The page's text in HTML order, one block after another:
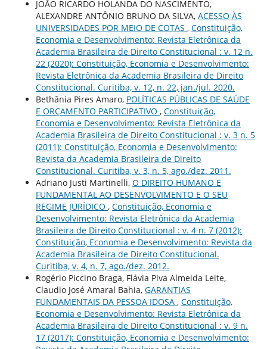
JOÃO RICARDO HOLANDA DO NASCIMENTO,
ALEXANDRE ANTÔNIO BRUNO DA SILVA, ACESSO ÀS
UNIVERSIDADES POR MEIO DE COTAS , Constituição,
Economia e Desenvolvimento: Revista Eletrônica da
Academia Brasileira de Direito Constitucional : v. 12 n.
22 (2020): Constituição, Economia e Desenvolvimento:
Revista Eletrônica da Academia Brasileira de Direito
Constitucional. Curitiba, v. 12, n. 22, jan./jul. 2020.
Bethânia Pires Amaro, POLÍTICAS PÚBLICAS DE SAÚDE
E ORÇAMENTO PARTICIPATIVO , Constituição,
Economia e Desenvolvimento: Revista Eletrônica da
Academia Brasileira de Direito Constitucional : v. 3 n. 5
(2011): Constituição, Economia e Desenvolvimento:
Revista da Academia Brasileira de Direito
Constitucional. Curitiba, v. 3, n. 5, ago./dez. 2011.
Adriano Justi Martinelli, O DIREITO HUMANO E
FUNDAMENTAL AO DESENVOLVIMENTO E O SEU
REGIME JURÍDICO , Constituição, Economia e
Desenvolvimento: Revista Eletrônica da Academia
Brasileira de Direito Constitucional : v. 4 n. 7 (2012):
Constituição, Economia e Desenvolvimento: Revista da
Academia Brasileira de Direito Constitucional.
Curitiba, v. 4, n. 7, ago./dez. 2012.
Rogério Piccino Braga, Flávia Piva Almeida Leite,
Claudio José Amaral Bahia, GARANTIAS
FUNDAMENTAIS DA PESSOA IDOSA , Constituição,
Economia e Desenvolvimento: Revista Eletrônica da
Academia Brasileira de Direito Constitucional : v. 9 n.
17 (2017): Constituição, Economia e Desenvolvimento: